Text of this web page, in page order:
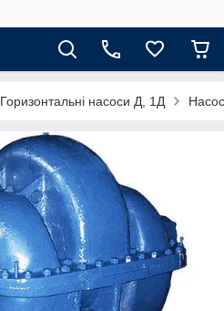
Горизонтальні насоси Д, 1Д